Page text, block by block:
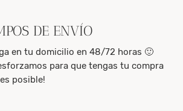
DE ENVÍO
en tu domicilio en 48/72 horas 🙂
para que tengas tu compra
posible!